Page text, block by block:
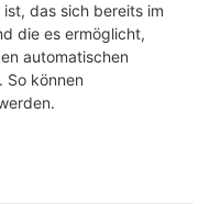
das sich bereits im
die es ermöglicht,
automatischen
So können